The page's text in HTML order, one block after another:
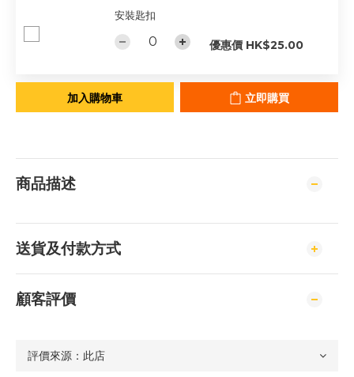
安裝匙扣
優惠價 HK$25.00
加入購物車 立即購買
商品描述
送貨及付款方式
顧客評價